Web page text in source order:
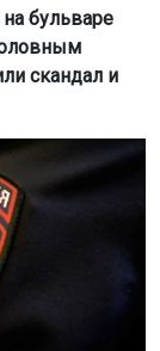
бульваре
скандал и